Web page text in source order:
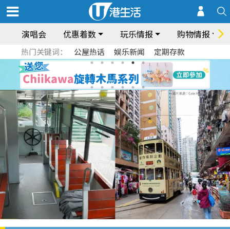
演唱会 优惠着数 玩乐情报 购物情报
热门关键词： 公屋热话 娱乐新闻 定期存款